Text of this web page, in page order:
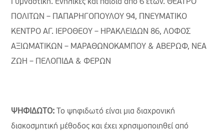
Γυμναστική. Ενήλικες και παιδιά από 6 ετών. ΘΕΑΤΡΟ
ΠΟΛΙΤΩΝ – ΠΑΠΑΡΗΓΟΠΟΥΛΟΥ 94, ΠΝΕΥΜΑΤΙΚΟ
ΚΕΝΤΡΟ ΑΓ. ΙΕΡΟΘΕΟΥ – ΗΡΑΚΛΕΙΔΩΝ 86, ΛΟΦΟΣ
ΑΞΙΩΜΑΤΙΚΩΝ – ΜΑΡΑΘΩΝΟΚΑΜΠΟΥ & ΑΒΕΡΩΦ, ΝΕΑ
ΖΩΗ – ΠΕΛΟΠΙΔΑ & ΦΕΡΩΝ
ΨΗΦΙΔΩΤΟ: Το ψηφιδωτό είναι μια διαχρονική
διακοσμητική μέθοδος και έχει χρησιμοποιηθεί από